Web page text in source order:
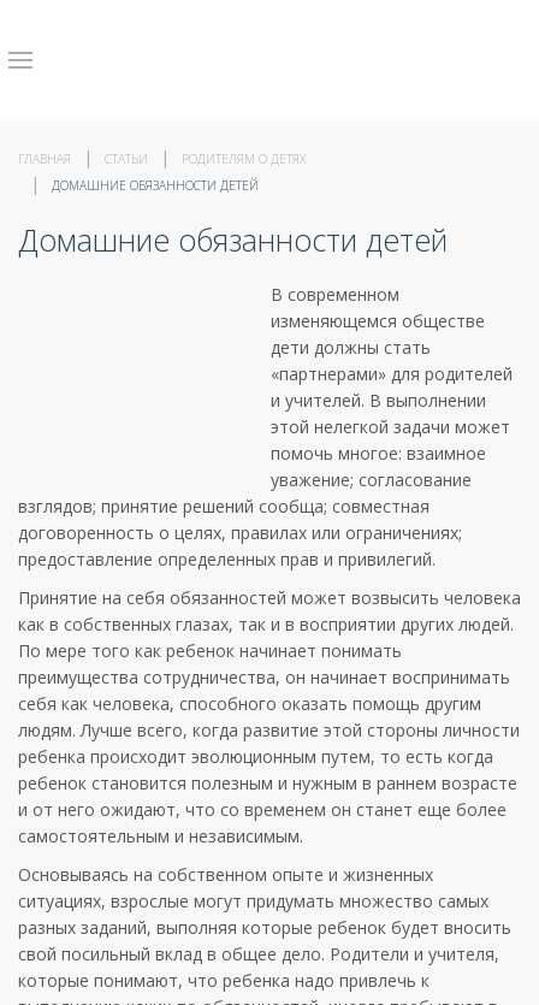
ГЛАВНАЯ СТАТЬИ
РОДИТЕЛЯМ О ДЕТЯХ
ДОМАШНИЕ ОБЯЗАННОСТИ ДЕТЕЙ
Домашние обязанности детей
В современном
изменяющемся обществе
дети должны стать
«партнерами» для родителей
и учителей. В выполнении
этой нелегкой задачи может
помочь многое: взаимное
уважение; согласование
взглядов; принятие решений сообща; совместная
договоренность о целях, правилах или ограничениях;
предоставление определен­ных прав и привилегий.
Принятие на себя обязанностей может возвысить человека
как в собственных глазах, так и в восприятии других людей.
По мере того как ребенок начинает понимать
преимущества сотрудничества, он начинает воспринимать
себя как человека, способного оказать помощь другим
людям. Лучше всего, когда развитие этой стороны личности
ребенка происходит эволю­ционным путем, то есть когда
ребенок становится полезным и нужным в раннем возрасте
и от него ожидают, что со временем он станет еще более
самостоятельным и независимым.
Основываясь на собственном опыте и жизненных
ситуациях, взрослые могут придумать множество самых
разных заданий, выполняя которые ребенок будет вносить
свой посильный вклад в общее дело. Родители и учителя,
которые понимают, что ребен­ка надо привлечь к